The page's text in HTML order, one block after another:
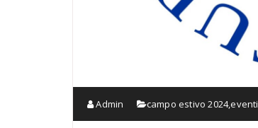
Admin campo estivo 2024,eventi